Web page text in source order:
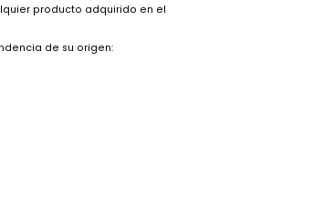
medios de comunicación previstos al efecto. Lo
proveedor tendrá sus condiciones de
y cuidado de los productos publicados. En caso
o cambio por falta de stock o existencias del
técnicas de resultar posible o, en su defecto, a
pagado y/o características diferentes,